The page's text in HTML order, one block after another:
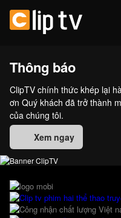
Thông báo
ClipTV chính thức khép lại
ơn Quý khách đã trở thành
của chúng tôi.
Xem ngay